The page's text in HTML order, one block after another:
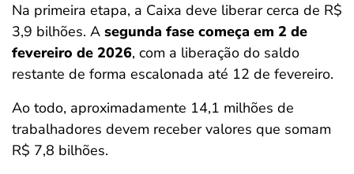
Na primeira etapa, a Caixa deve liberar cerca de R$
3,9 bilhões. A segunda fase começa em 2 de
fevereiro de 2026, com a liberação do saldo
restante de forma escalonada até 12 de fevereiro.
Ao todo, aproximadamente 14,1 milhões de
trabalhadores devem receber valores que somam
R$ 7,8 bilhões.